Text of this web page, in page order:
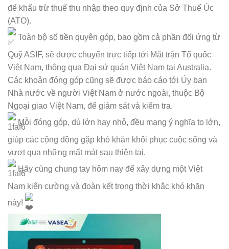
để khấu trừ thuế thu nhập theo quy định của Sở Thuế Úc
(ATO).
Toàn bộ số tiền quyên góp, bao gồm cả phần đối ứng từ
Quỹ ASIF, sẽ được chuyển trực tiếp tới Mặt trận Tổ quốc
Việt Nam, thông qua Đại sứ quán Việt Nam tại Australia.
Các khoản đóng góp cũng sẽ được báo cáo tới Ủy ban
Nhà nước về người Việt Nam ở nước ngoài, thuộc Bộ
Ngoại giao Việt Nam, để giám sát và kiểm tra.
Mỗi đóng góp, dù lớn hay nhỏ, đều mang ý nghĩa to lớn,
giúp các cộng đồng gặp khó khăn khôi phục cuộc sống và
vượt qua những mất mát sau thiên tai.
Hãy cùng chung tay hôm nay để xây dựng một Việt
Nam kiên cường và đoàn kết trong thời khắc khó khăn
này!